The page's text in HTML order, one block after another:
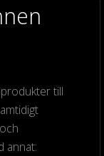
till
annat: